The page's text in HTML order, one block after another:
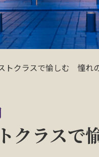
トクラスで愉しむ 憧れ
クラス